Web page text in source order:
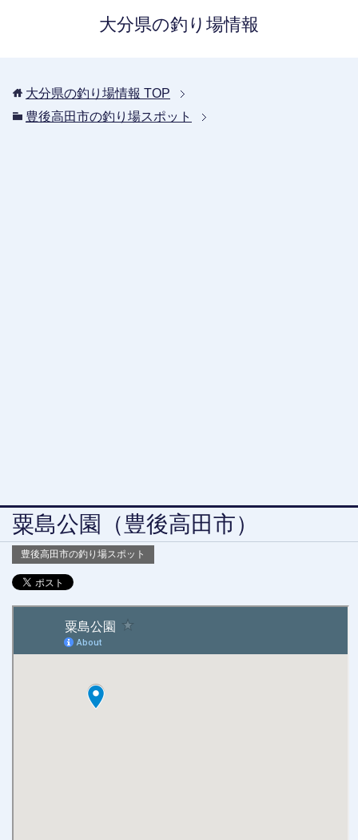
大分県の釣り場情報
大分県の釣り場情報 TOP
豊後高田市の釣り場スポット
粟島公園（豊後高田市）
豊後高田市の釣り場スポット